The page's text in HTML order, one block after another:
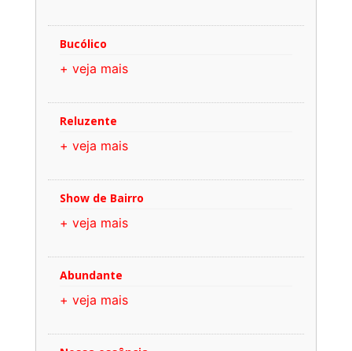
Bucólico
+ veja mais
Reluzente
+ veja mais
Show de Bairro
+ veja mais
Abundante
+ veja mais